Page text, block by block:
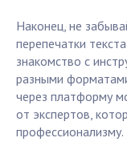
Наконец, не
перепечатки
знакомство с
разными
через платформу
от экспертов,
профессионализму.